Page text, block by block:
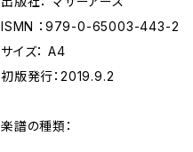
ISMN ：979-0-65003-443-2
サイズ： A4
初版発行：2019.9.2
楽譜の種類：